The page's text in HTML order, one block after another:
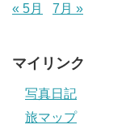
« 5月
7月 »
マイリンク
写真日記
旅マップ